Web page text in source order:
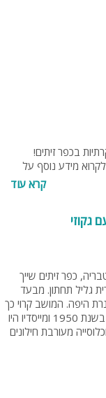
בכפר זיתים!
מידע נוסף על
קרא עוד
גקוזי
כפר זיתים שייך
גליל תחתון. מבעד
היפה. המושב קרוי כך
מפני ששוכן בתוך כרמי זיתים. מושב כפר זיתים נוסד בשנת 1950 ומייסדיו היו
כ-490 תושבים והאוכלוסייה מעורבת חילונים